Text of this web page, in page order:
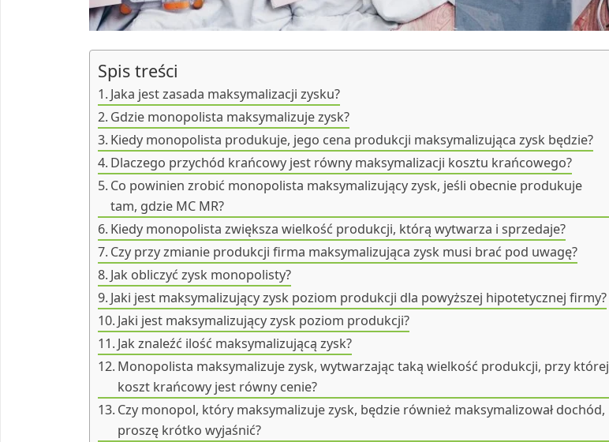
Spis treści
Jaka jest zasada maksymalizacji zysku?
Gdzie monopolista maksymalizuje zysk?
Kiedy monopolista produkuje, jego cena produkcji maksymalizująca zysk będzie?
Dlaczego przychód krańcowy jest równy maksymalizacji kosztu krańcowego?
Co powinien zrobić monopolista maksymalizujący zysk, jeśli obecnie produkuje
tam, gdzie MC MR?
Kiedy monopolista zwiększa wielkość produkcji, którą wytwarza i sprzedaje?
Czy przy zmianie produkcji firma maksymalizująca zysk musi brać pod uwagę?
Jak obliczyć zysk monopolisty?
Jaki jest maksymalizujący zysk poziom produkcji dla powyższej hipotetycznej firmy?
Jaki jest maksymalizujący zysk poziom produkcji?
Jak znaleźć ilość maksymalizującą zysk?
Monopolista maksymalizuje zysk, wytwarzając taką wielkość produkcji, przy której
koszt krańcowy jest równy cenie?
Czy monopol, który maksymalizuje zysk, będzie również maksymalizował dochód,
proszę krótko wyjaśnić?